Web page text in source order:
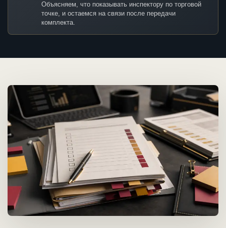
Объясняем, что показывать инспектору по торговой
точке, и остаемся на связи после передачи
комплекта.